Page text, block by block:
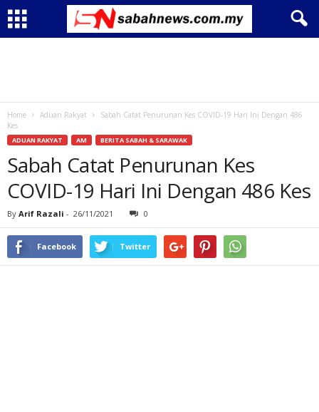
Home Aduan Rakyat
Sabah Catat Penurunan Kes COVID-19 Hari Ini Dengan 486
Kes
ADUAN RAKYAT AM BERITA SABAH & SARAWAK
Sabah Catat Penurunan Kes
COVID-19 Hari Ini Dengan 486 Kes
By Arif Razali - 26/11/2021 0
Facebook Twitter